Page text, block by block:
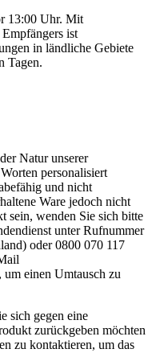
13:00 Uhr. Mit
ist
in ländliche Gebiete
Tagen.
Natur unserer
personalisiert
und nicht
Ware jedoch nicht
sein, wenden Sie sich bitte
unter Rufnummer
oder 0800 070 117
, um einen Umtausch zu
sich gegen eine
zurückgeben möchten
zu kontaktieren, um das